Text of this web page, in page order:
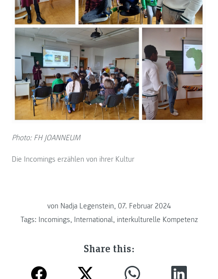
Photo: FH JOANNEUM
Die Incomings erzählen von ihrer Kultur
von Nadja Legenstein, 07. Februar 2024
Tags: Incomings, International, interkulturelle Kompetenz
Share this: